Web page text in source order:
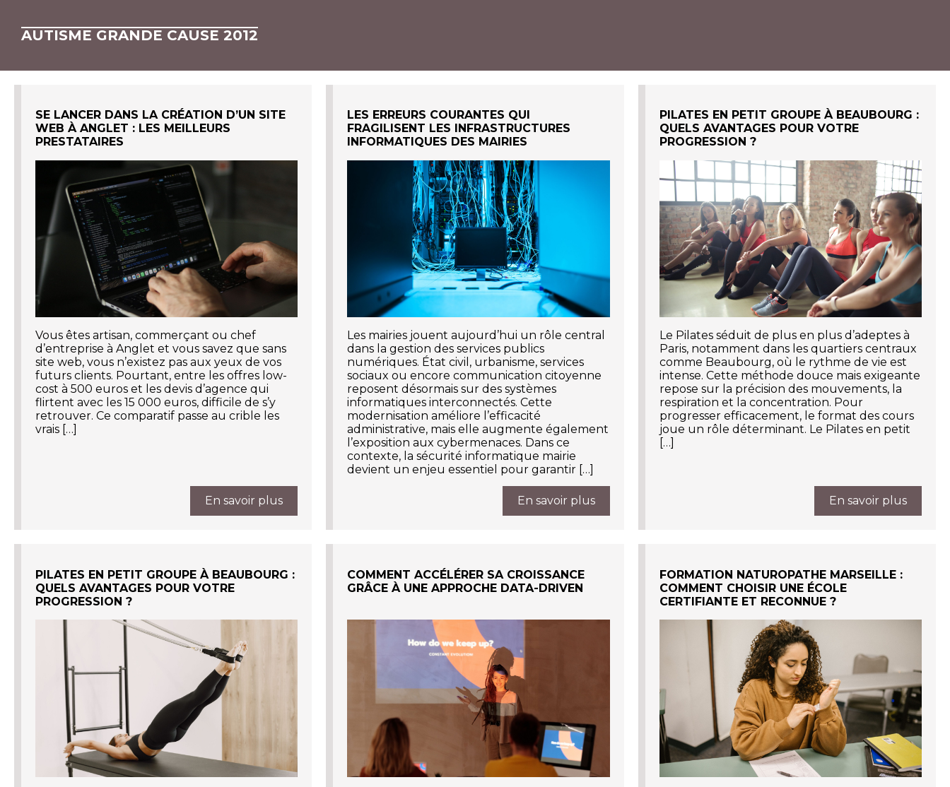
AUTISME GRANDE CAUSE 2012
SE LANCER DANS LA CRÉATION D’UN SITE
WEB À ANGLET : LES MEILLEURS
PRESTATAIRES
Vous êtes artisan, commerçant ou chef
d’entreprise à Anglet et vous savez que sans
site web, vous n’existez pas aux yeux de vos
futurs clients. Pourtant, entre les offres low-
cost à 500 euros et les devis d’agence qui
flirtent avec les 15 000 euros, difficile de s’y
retrouver. Ce comparatif passe au crible les
vrais […]
En savoir plus
LES ERREURS COURANTES QUI
FRAGILISENT LES INFRASTRUCTURES
INFORMATIQUES DES MAIRIES
Les mairies jouent aujourd’hui un rôle central
dans la gestion des services publics
numériques. État civil, urbanisme, services
sociaux ou encore communication citoyenne
reposent désormais sur des systèmes
informatiques interconnectés. Cette
modernisation améliore l’efficacité
administrative, mais elle augmente également
l’exposition aux cybermenaces. Dans ce
contexte, la sécurité informatique mairie
devient un enjeu essentiel pour garantir […]
En savoir plus
PILATES EN PETIT GROUPE À BEAUBOURG :
QUELS AVANTAGES POUR VOTRE
PROGRESSION ?
Le Pilates séduit de plus en plus d’adeptes à
Paris, notamment dans les quartiers centraux
comme Beaubourg, où le rythme de vie est
intense. Cette méthode douce mais exigeante
repose sur la précision des mouvements, la
respiration et la concentration. Pour
progresser efficacement, le format des cours
joue un rôle déterminant. Le Pilates en petit
[…]
En savoir plus
PILATES EN PETIT GROUPE À BEAUBOURG :
QUELS AVANTAGES POUR VOTRE
PROGRESSION ?
COMMENT ACCÉLÉRER SA CROISSANCE
GRÂCE À UNE APPROCHE DATA-DRIVEN
FORMATION NATUROPATHE MARSEILLE :
COMMENT CHOISIR UNE ÉCOLE
CERTIFIANTE ET RECONNUE ?